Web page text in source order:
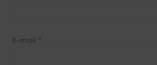
E-mail *